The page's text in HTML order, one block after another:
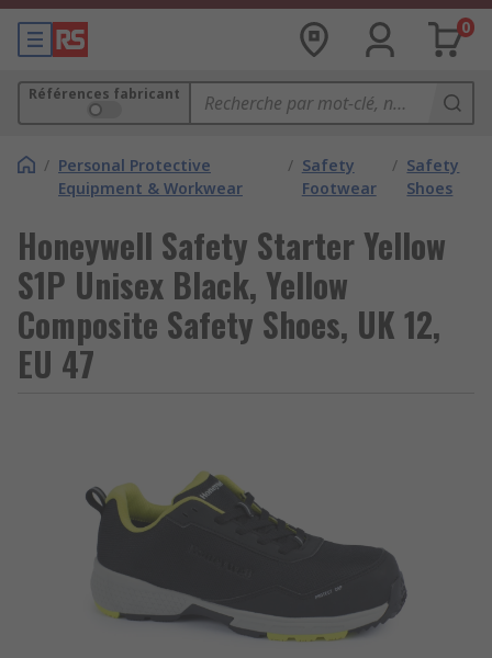
0
Références fabricant
/ Personal Protective
Equipment & Workwear
/ Safety
Footwear
/ Safety
Shoes
Honeywell Safety Starter Yellow
S1P Unisex Black, Yellow
Composite Safety Shoes, UK 12,
EU 47